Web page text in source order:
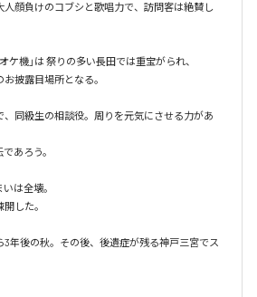
人顔負けのコブシと歌唱力で、訪問客は絶賛し
ケ機｣は 祭りの多い長田では重宝がられ、
披露目場所となる。
同級生の相談役。周りを元気にさせる力があ
あろう。
は全壊。
した。
年後の秋。その後、後遺症が残る神戸三宮でス